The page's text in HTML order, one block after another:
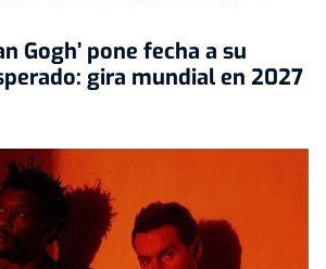
Gogh’ pone fecha a su
gira mundial en 2027